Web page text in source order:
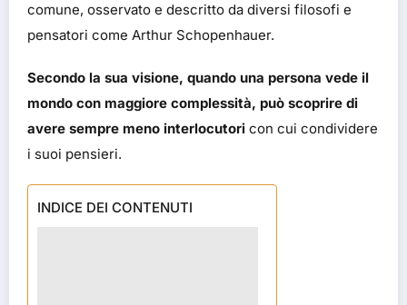
comune, osservato e descritto da diversi filosofi e
pensatori come Arthur Schopenhauer.
Secondo la sua visione, quando una persona vede il
mondo con maggiore complessità, può scoprire di
avere sempre meno interlocutori con cui condividere
i suoi pensieri.
INDICE DEI CONTENUTI